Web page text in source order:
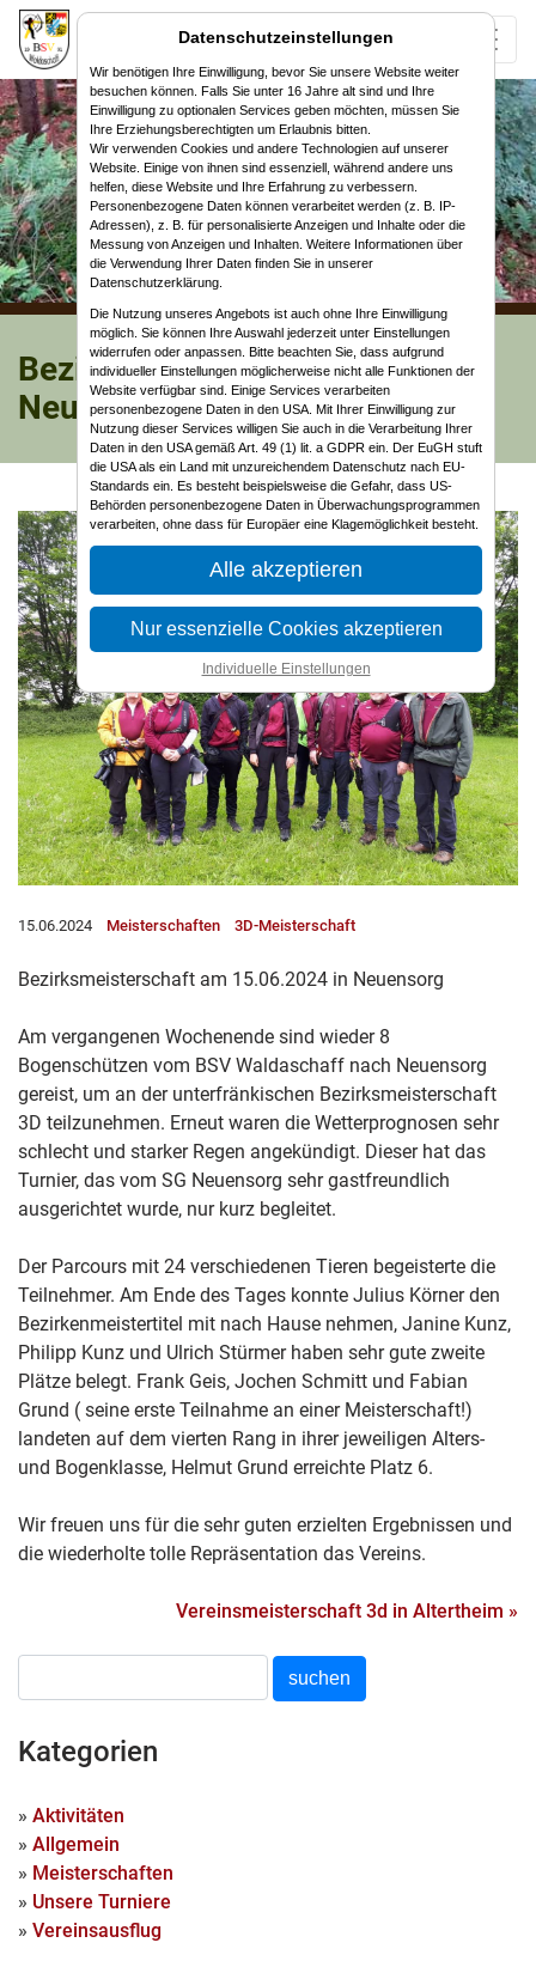
Bezirksmeisterschaft 3d
Neuensorg 2024
15.06.2024 Meisterschaften 3D-Meisterschaft
Bezirksmeisterschaft am 15.06.2024 in Neuensorg
Am vergangenen Wochenende sind wieder 8
Bogenschützen vom BSV Waldaschaff nach Neuensorg
gereist, um an der unterfränkischen Bezirksmeisterschaft
3D teilzunehmen. Erneut waren die Wetterprognosen sehr
schlecht und starker Regen angekündigt. Dieser hat das
Turnier, das vom SG Neuensorg sehr gastfreundlich
ausgerichtet wurde, nur kurz begleitet.
Der Parcours mit 24 verschiedenen Tieren begeisterte die
Teilnehmer. Am Ende des Tages konnte Julius Körner den
Bezirkenmeistertitel mit nach Hause nehmen, Janine Kunz,
Philipp Kunz und Ulrich Stürmer haben sehr gute zweite
Plätze belegt. Frank Geis, Jochen Schmitt und Fabian
Grund ( seine erste Teilnahme an einer Meisterschaft!)
landeten auf dem vierten Rang in ihrer jeweiligen Alters-
und Bogenklasse, Helmut Grund erreichte Platz 6.
Wir freuen uns für die sehr guten erzielten Ergebnissen und
die wiederholte tolle Repräsentation das Vereins.
Vereinsmeisterschaft 3d in Altertheim »
Kategorien
» Aktivitäten
» Allgemein
» Meisterschaften
» Unsere Turniere
» Vereinsausflug
Datenschutzeinstellungen
Wir benötigen Ihre Einwilligung, bevor Sie unsere Website weiter
besuchen können. Falls Sie unter 16 Jahre alt sind und Ihre
Einwilligung zu optionalen Services geben möchten, müssen Sie
Ihre Erziehungsberechtigten um Erlaubnis bitten.
Wir verwenden Cookies und andere Technologien auf unserer
Website. Einige von ihnen sind essenziell, während andere uns
helfen, diese Website und Ihre Erfahrung zu verbessern.
Personenbezogene Daten können verarbeitet werden (z. B. IP-
Adressen), z. B. für personalisierte Anzeigen und Inhalte oder die
Messung von Anzeigen und Inhalten. Weitere Informationen über
die Verwendung Ihrer Daten finden Sie in unserer
Datenschutzerklärung.
Die Nutzung unseres Angebots ist auch ohne Ihre Einwilligung
möglich. Sie können Ihre Auswahl jederzeit unter Einstellungen
widerrufen oder anpassen. Bitte beachten Sie, dass aufgrund
individueller Einstellungen möglicherweise nicht alle Funktionen der
Website verfügbar sind. Einige Services verarbeiten
personenbezogene Daten in den USA. Mit Ihrer Einwilligung zur
Nutzung dieser Services willigen Sie auch in die Verarbeitung Ihrer
Daten in den USA gemäß Art. 49 (1) lit. a GDPR ein. Der EuGH stuft
die USA als ein Land mit unzureichendem Datenschutz nach EU-
Standards ein. Es besteht beispielsweise die Gefahr, dass US-
Behörden personenbezogene Daten in Überwachungsprogrammen
verarbeiten, ohne dass für Europäer eine Klagemöglichkeit besteht.
Alle akzeptieren
Nur essenzielle Cookies akzeptieren
Individuelle Einstellungen